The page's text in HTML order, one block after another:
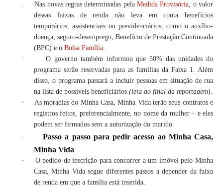
· Nas novas regras determinadas pela Medida Provisória, o valor
dessas faixas de renda não leva em conta benefícios
temporários, assistenciais ou previdenciários, como o auxílio-
doença, seguro-desemprego, Benefício de Prestação Continuada
(BPC) e o Bolsa Família.
·
O governo também informou que 50% das unidades do
programa serão reservadas para as famílias da Faixa 1. Além
disso, o programa passará a incluir pessoas em situação de rua
na lista de possíveis beneficiários (leia ao final da reportagem).
·
As moradias do Minha Casa, Minha Vida terão seus contratos e
registros feitos, preferencialmente, no nome da mulher – e eles
podem ser firmados sem a autorização do marido.
·
Passo a passo para pedir acesso ao Minha Casa,
Minha Vida
·
O pedido de inscrição para concorrer a um imóvel pelo Minha
Casa, Minha Vida segue diferentes passos a depender da faixa
de renda em que a família está inserida.